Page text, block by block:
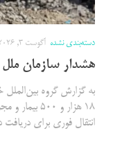
دسته‌بندی نشده آگوست 3, 2026
هشدار سازمان ملل
به گزارش گروه بین‌الملل
۱۸ هزار و
انتقال فوری برای دریافت